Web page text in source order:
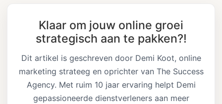
Klaar om jouw online groei
strategisch aan te pakken?!
Dit artikel is geschreven door Demi Koot, online
marketing strateeg en oprichter van The Success
Agency. Met ruim 10 jaar ervaring helpt Demi
gepassioneerde dienstverleners aan meer